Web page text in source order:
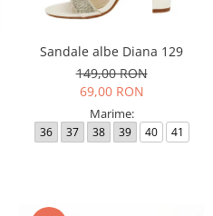
Sandale albe Diana 129
149,00 RON
69,00 RON
Marime:
36 37 38 39 40 41